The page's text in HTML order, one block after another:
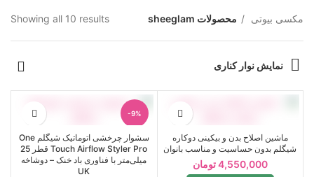
مکسی بیوتی محصولات sheeglam Showing all 10 results
نمایش نوار کناری
ماشین اصلاح بدن و بیکینی دوکاره
شیگلم بدون حساسیت و مناسب بانوان
4,550,000تومان
-9%
سشوار چرخشی اتوماتیک شیگلم One
Touch Airflow Styler Pro قطر 25
میلی‌متر با فناوری باد خنک – دوشاخه
UK